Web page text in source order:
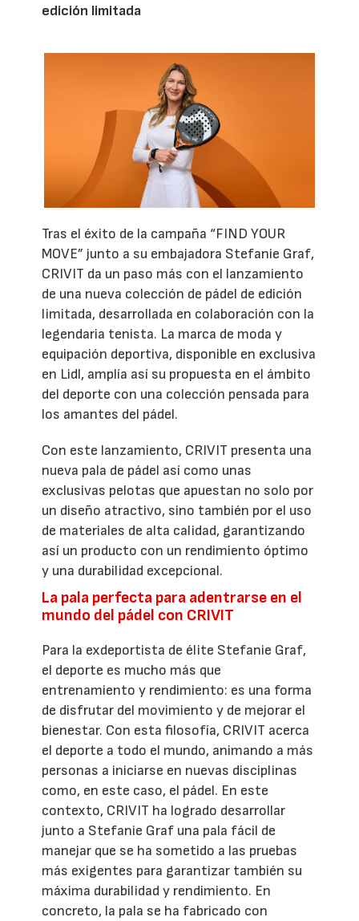
edición limitada
Tras el éxito de la campaña “FIND YOUR
MOVE” junto a su embajadora Stefanie Graf,
CRIVIT da un paso más con el lanzamiento
de una nueva colección de pádel de edición
limitada, desarrollada en colaboración con la
legendaria tenista. La marca de moda y
equipación deportiva, disponible en exclusiva
en Lidl, amplía así su propuesta en el ámbito
del deporte con una colección pensada para
los amantes del pádel.
Con este lanzamiento, CRIVIT presenta una
nueva pala de pádel así como unas
exclusivas pelotas que apuestan no solo por
un diseño atractivo, sino también por el uso
de materiales de alta calidad, garantizando
así un producto con un rendimiento óptimo
y una durabilidad excepcional.
La pala perfecta para adentrarse en el
mundo del pádel con CRIVIT
Para la exdeportista de élite Stefanie Graf,
el deporte es mucho más que
entrenamiento y rendimiento: es una forma
de disfrutar del movimiento y de mejorar el
bienestar. Con esta filosofía, CRIVIT acerca
el deporte a todo el mundo, animando a más
personas a iniciarse en nuevas disciplinas
como, en este caso, el pádel. En este
contexto, CRIVIT ha logrado desarrollar
junto a Stefanie Graf una pala fácil de
manejar que se ha sometido a las pruebas
más exigentes para garantizar también su
máxima durabilidad y rendimiento. En
concreto, la pala se ha fabricado con